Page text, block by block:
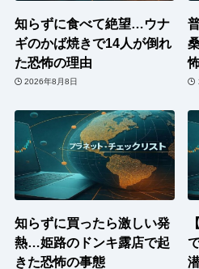
知らずに食べて絶望…ウナ
ギのかば焼きで14人が倒れ
た恐怖の理由
2026年8月8日
知らずに買ったら激しい発
熱…姫路のドンキ露店で起
きた恐怖の事態